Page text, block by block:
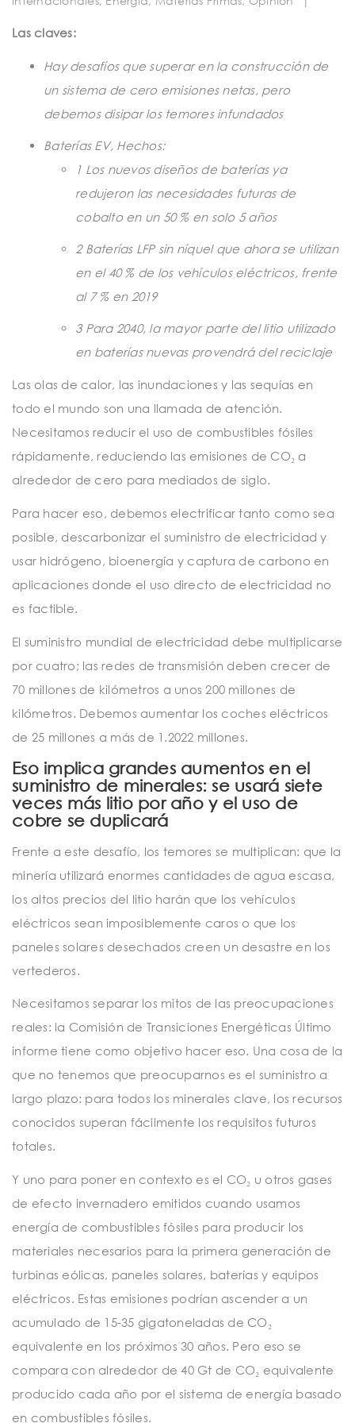
Las claves:
Hay desafíos que superar en la construcción de
un sistema de cero emisiones netas, pero
debemos disipar los temores infundados
Baterías EV, Hechos:
1 Los nuevos diseños de baterías ya
redujeron las necesidades futuras de
cobalto en un 50 % en solo 5 años
2 Baterías LFP sin níquel que ahora se utilizan
en el 40 % de los vehículos eléctricos, frente
al 7 % en 2019
3 Para 2040, la mayor parte del litio utilizado
en baterías nuevas provendrá del reciclaje
Las olas de calor, las inundaciones y las sequías en
todo el mundo son una llamada de atención.
Necesitamos reducir el uso de combustibles fósiles
rápidamente, reduciendo las emisiones de CO₂ a
alrededor de cero para mediados de siglo.
Para hacer eso, debemos electrificar tanto como sea
posible, descarbonizar el suministro de electricidad y
usar hidrógeno, bioenergía y captura de carbono en
aplicaciones donde el uso directo de electricidad no
es factible.
El suministro mundial de electricidad debe multiplicarse
por cuatro; las redes de transmisión deben crecer de
70 millones de kilómetros a unos 200 millones de
kilómetros. Debemos aumentar los coches eléctricos
de 25 millones a más de 1.2022 millones.
Eso implica grandes aumentos en el
suministro de minerales: se usará siete
veces más litio por año y el uso de
cobre se duplicará
Frente a este desafío, los temores se multiplican: que la
minería utilizará enormes cantidades de agua escasa,
los altos precios del litio harán que los vehículos
eléctricos sean imposiblemente caros o que los
paneles solares desechados creen un desastre en los
vertederos.
Necesitamos separar los mitos de las preocupaciones
reales: la Comisión de Transiciones Energéticas Último
informe tiene como objetivo hacer eso. Una cosa de la
que no tenemos que preocuparnos es el suministro a
largo plazo: para todos los minerales clave, los recursos
conocidos superan fácilmente los requisitos futuros
totales.
Y uno para poner en contexto es el CO₂ u otros gases
de efecto invernadero emitidos cuando usamos
energía de combustibles fósiles para producir los
materiales necesarios para la primera generación de
turbinas eólicas, paneles solares, baterías y equipos
eléctricos. Estas emisiones podrían ascender a un
acumulado de 15-35 gigatoneladas de CO₂
equivalente en los próximos 30 años. Pero eso se
compara con alrededor de 40 Gt de CO₂ equivalente
producido cada año por el sistema de energía basado
en combustibles fósiles.